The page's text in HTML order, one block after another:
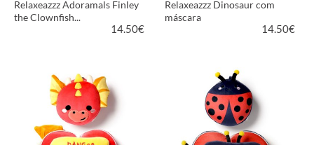
Relaxeazzz Adoramals Finley
the Clownfish...
14.50€
VER PRODUTO
Relaxeazzz Dinosaur com
máscara
14.50€
VER PRODUTO